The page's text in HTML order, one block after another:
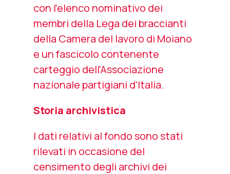
con l'elenco nominativo dei
membri della Lega dei braccianti
della Camera del lavoro di Moiano
e un fascicolo contenente
carteggio dell'Associazione
nazionale partigiani d'Italia.
Storia archivistica
I dati relativi al fondo sono stati
rilevati in occasione del
censimento degli archivi dei